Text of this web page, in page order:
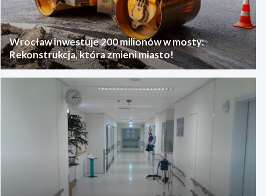
Wrocław inwestuje 200 milionów w mosty:
Rekonstrukcja, która zmieni miasto!